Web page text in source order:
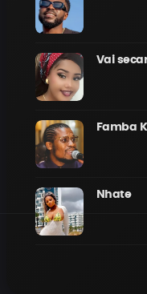
Vai
Famba
Nhate